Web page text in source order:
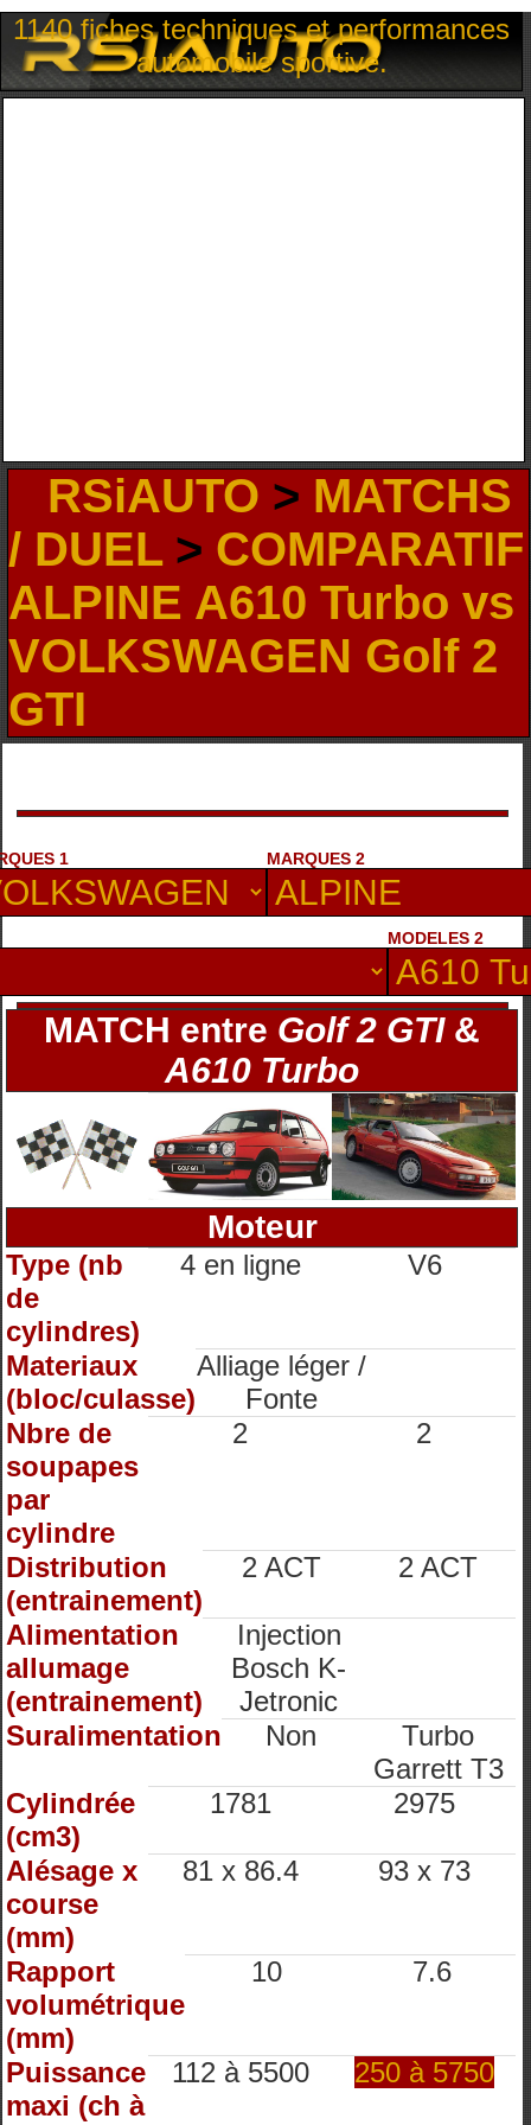
1140 fiches techniques et performances
automobile sportive.
RSiAUTO > MATCHS
/ DUEL> COMPARATIF
ALPINE A610 Turbo vs
VOLKSWAGEN Golf 2
GTI
1 MARQUES 2
MODELES 2
MATCH entre Golf 2 GTI&
A610 Turbo
Moteur
Type (nb
de
cylindres)
4 en ligne V6
Materiaux
(bloc/culasse)
Alliage léger /
Fonte
Nbre de
soupapes
par
cylindre
2 2
Distribution
(entrainement)
2 ACT 2 ACT
Alimentation
allumage
(entrainement)
Injection
Bosch K-
Jetronic
Suralimentation
Non
Turbo
Garrett T3
Cylindrée
(cm3)
1781 2975
Alésage x
course
(mm)
81 x 86.4 93 x 73
Rapport
volumétrique
(mm)
10 7.6
Puissance
maxi (ch à
112 à 5500 250 à 5750